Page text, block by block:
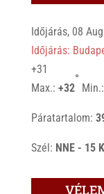
Időjárás, 08
Időjárás:
+31
Max.: +32
°
Min.:
Páratartalom:
Szél: NNE - 15